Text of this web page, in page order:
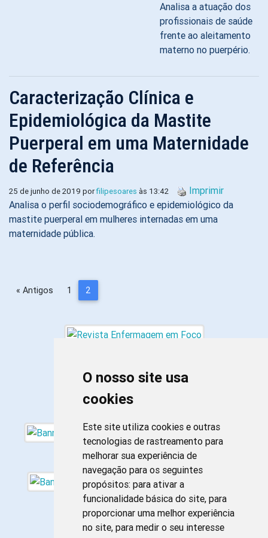
O nosso site usa
cookies
Este site utiliza cookies e outras
tecnologias de rastreamento para
melhorar sua experiência de
navegação para os seguintes
propósitos: para ativar a
funcionalidade básica do site, para
proporcionar uma melhor experiência
no site, para medir o seu interesse
Analisa a atuação dos
profissionais de saúde
frente ao aleitamento
materno no puerpério.
Caracterização Clínica e
Epidemiológica da Mastite
Puerperal em uma Maternidade
de Referência
25 de junho de 2019 porfilipesoares às 13:42
Imprimir
Analisa o perfil sociodemográfico e epidemiológico da
mastite puerperal em mulheres internadas em uma
maternidade pública.
« Antigos 1 2